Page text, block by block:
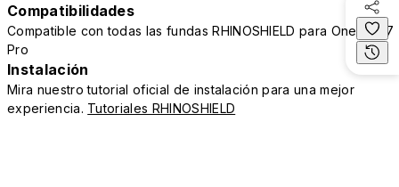
Compatibilidades
Compatible con todas las fundas RHINOSHIELD para OnePlus 7
Pro
Instalación
Mira nuestro tutorial oficial de instalación para una mejor
experiencia. Tutoriales RHINOSHIELD